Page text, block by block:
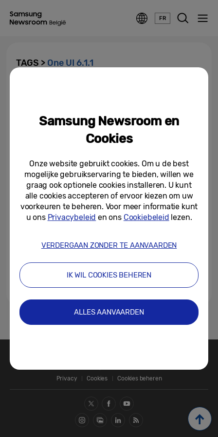
FR
TAGS > One UI 6.1.1
05-09-2024
Privacy
Cookies Cookies beheren
Samsung Newsroom en
Cookies
Onze website gebruikt cookies. Om u de best
mogelijke gebruikservaring te bieden, willen we
graag ook optionele cookies installeren. U kunt
alle cookies accepteren of ervoor kiezen om uw
voorkeuren te beheren. Voor meer informatie kunt
u ons Privacybeleid en ons Cookiebeleid lezen.
VERDERGAAN ZONDER TE AANVAARDEN
IK WIL COOKIES BEHEREN
ALLES AANVAARDEN